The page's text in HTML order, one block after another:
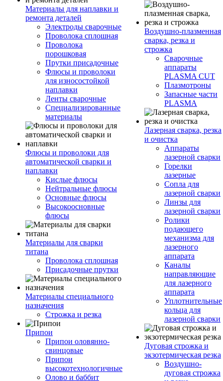
Материалы для наплавки и
ремонта деталей
Электроды сварочные
Проволока сплошная
Проволока
порошковая
Прутки присадочные
Флюсы и проволоки
для износостойкой
наплавки
Ленты сварочные
Специализированные
материалы
Флюсы и проволоки для
автоматической сварки и
наплавки
Кислые флюсы
Нейтральные флюсы
Основные флюсы
Высокоосновные
флюсы
Материалы для сварки
титана
Проволока сплошная
Присадочные прутки
Материалы специального
назначения
Строжка и резка
Припои
Припои оловянно-
свинцовые
Припои
высокотехнологичные
Олово и баббит
Воздушно-плазменная
сварка, резка и
строжка
Сварочные
аппараты
PLASMA CUT
Плазмотроны
Запасные части
PLASMA
Лазерная сварка, резка
и очистка
Аппараты
лазерной сварки
Горелки
лазерные
Сопла для
лазерной сварки
Линзы для
лазерной сварки
Ролики
подающего
механизма для
лазерного
аппарата
Каналы
направляющие
для лазерного
аппарата
Уплотнительные
кольца для
лазерной сварки
Дуговая строжка и
экзотермическая резка
Воздушно-
дуговая строжка